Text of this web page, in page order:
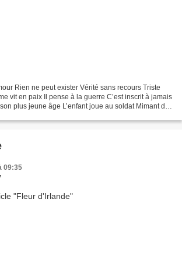
Rien ne peut exister Vérité sans recours Triste
vit en paix Il pense à la guerre C’est inscrit à jamais
plus jeune âge L’enfant joue au soldat Mimant des
09:35